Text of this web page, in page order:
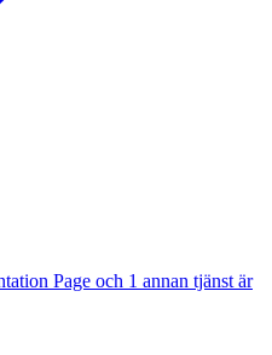
Page och 1 annan tjänst är